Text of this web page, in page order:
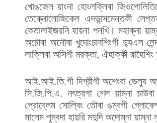
খোঙজেল য়াংনা হোংলক্লিবা
তেক্নোলোজিকেল এদভান্সমেন্তকী
কেতালাইজরনি হায়না পনখি। মহাক্না
অচৌবা অনৌবা খুদোংচাবশিংগী দ্যুএল
লাক্লিবা অসিগী মরক্তা, ঐহাক্কী
আই.আই.তি.গী দিগ্রীগী অশেংবা ভেল্যু অদু
সি.জি.পি.এ. নৎত্রগা শেল য়াম্না
প্রোব্লেম সোল্বিং তৌবা ঙম্বগী
মালেম পুম্বদা হায়রি মদুদি অদোম্না